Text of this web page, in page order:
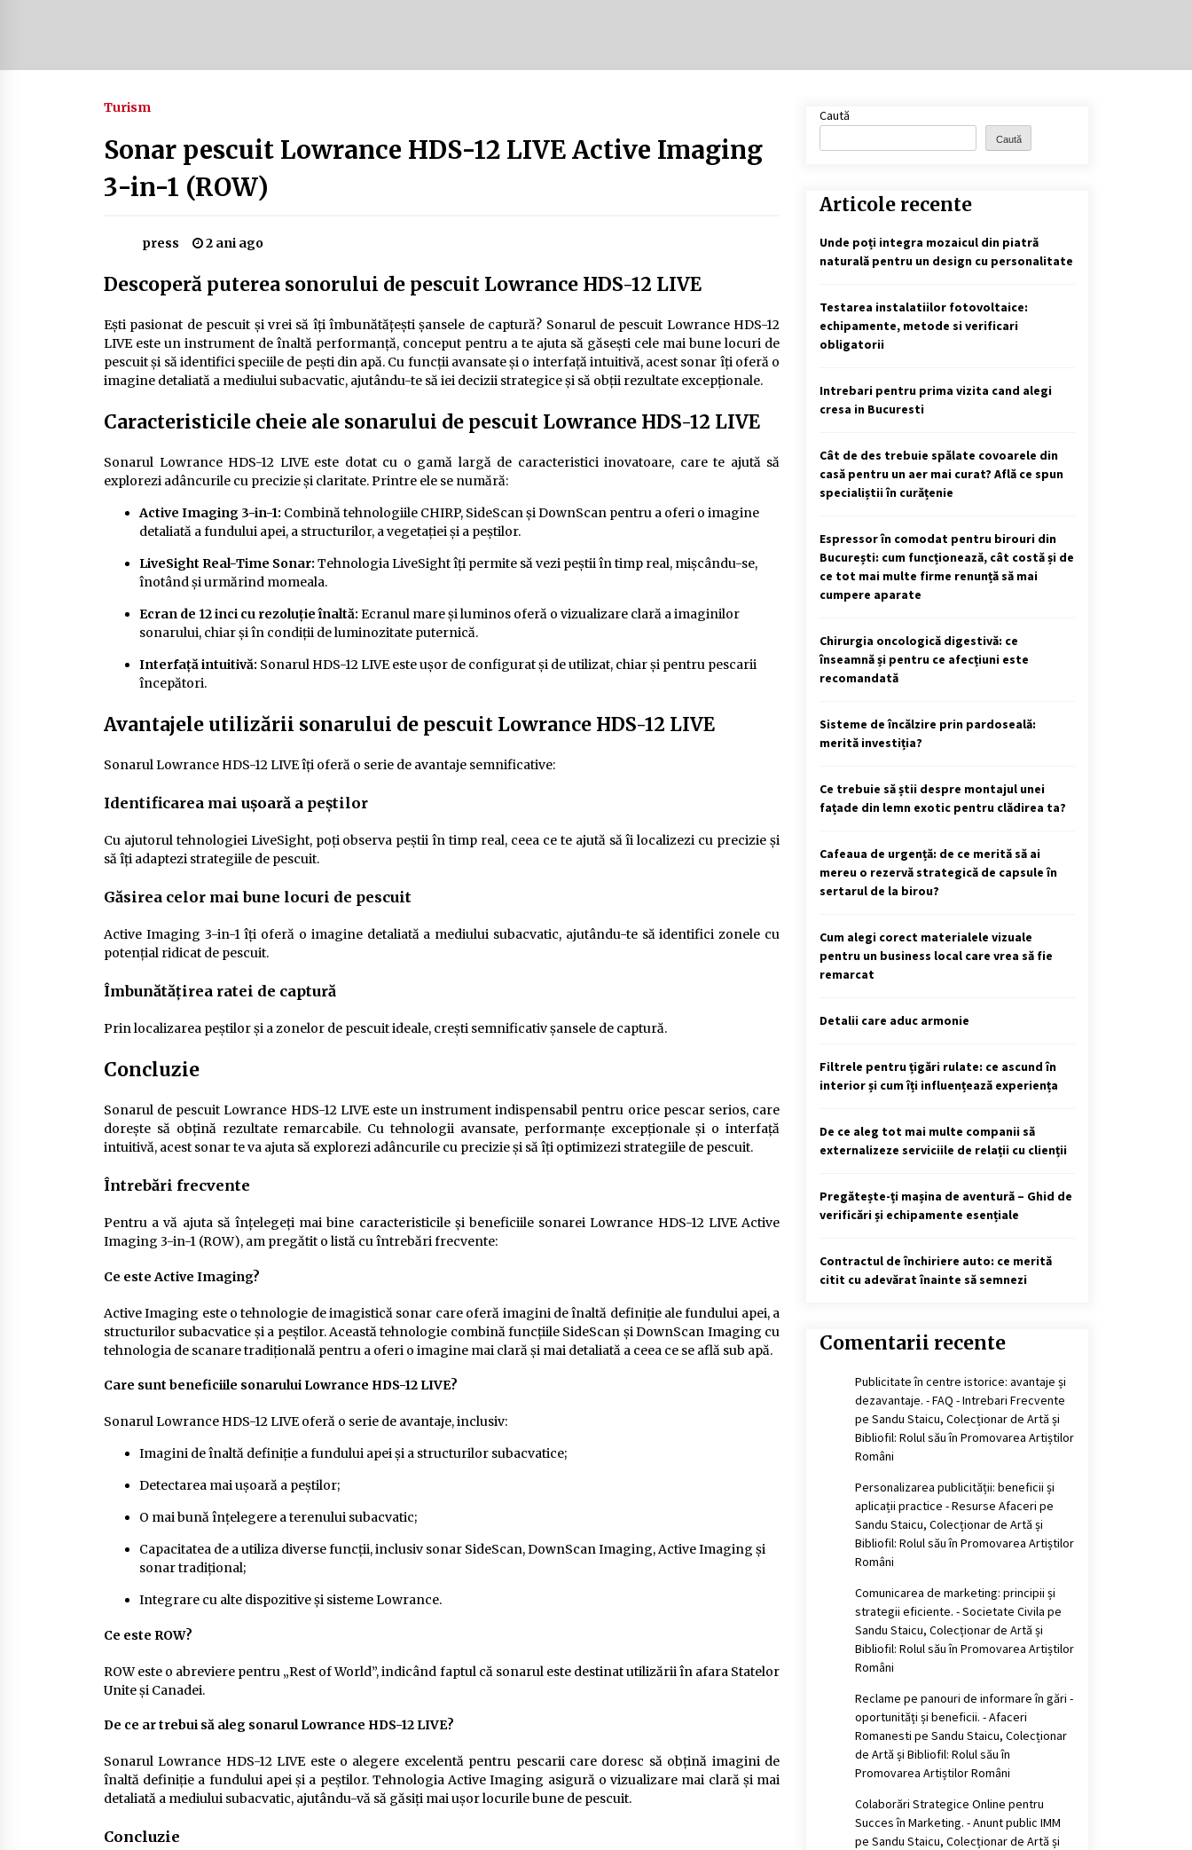
2 ani ago 2 ani ago
Cum să alegi firul de pescuit perfect
2 ani ago
2 ani ago
2 ani ago
Turism
Sonar pescuit Lowrance HDS-12 LIVE Active Imaging
3-in-1 (ROW)
press 2 ani ago
Descoperă puterea sonorului de pescuit Lowrance HDS-12 LIVE
Ești pasionat de pescuit și vrei să îți îmbunătățești șansele de captură? Sonarul de pescuit Lowrance HDS-12
LIVE este un instrument de înaltă performanță, conceput pentru a te ajuta să găsești cele mai bune locuri de
pescuit și să identifici speciile de pești din apă. Cu funcții avansate și o interfață intuitivă, acest sonar îți oferă o
imagine detaliată a mediului subacvatic, ajutându-te să iei decizii strategice și să obții rezultate excepționale.
Caracteristicile cheie ale sonarului de pescuit Lowrance HDS-12 LIVE
Sonarul Lowrance HDS-12 LIVE este dotat cu o gamă largă de caracteristici inovatoare, care te ajută să
explorezi adâncurile cu precizie și claritate. Printre ele se numără:
Active Imaging 3-in-1: Combină tehnologiile CHIRP, SideScan și DownScan pentru a oferi o imagine
detaliată a fundului apei, a structurilor, a vegetației și a peștilor.
LiveSight Real-Time Sonar: Tehnologia LiveSight îți permite să vezi peștii în timp real, mișcându-se,
înotând și urmărind momeala.
Ecran de 12 inci cu rezoluție înaltă: Ecranul mare și luminos oferă o vizualizare clară a imaginilor
sonarului, chiar și în condiții de luminozitate puternică.
Interfață intuitivă: Sonarul HDS-12 LIVE este ușor de configurat și de utilizat, chiar și pentru pescarii
începători.
Avantajele utilizării sonarului de pescuit Lowrance HDS-12 LIVE
Sonarul Lowrance HDS-12 LIVE îți oferă o serie de avantaje semnificative:
Identificarea mai ușoară a peștilor
Cu ajutorul tehnologiei LiveSight, poți observa peștii în timp real, ceea ce te ajută să îi localizezi cu precizie și
să îți adaptezi strategiile de pescuit.
Găsirea celor mai bune locuri de pescuit
Active Imaging 3-in-1 îți oferă o imagine detaliată a mediului subacvatic, ajutându-te să identifici zonele cu
potențial ridicat de pescuit.
Îmbunătățirea ratei de captură
Prin localizarea peștilor și a zonelor de pescuit ideale, crești semnificativ șansele de captură.
Concluzie
Sonarul de pescuit Lowrance HDS-12 LIVE este un instrument indispensabil pentru orice pescar serios, care
dorește să obțină rezultate remarcabile. Cu tehnologii avansate, performanțe excepționale și o interfață
intuitivă, acest sonar te va ajuta să explorezi adâncurile cu precizie și să îți optimizezi strategiile de pescuit.
Întrebări frecvente
Pentru a vă ajuta să înțelegeți mai bine caracteristicile și beneficiile sonarei Lowrance HDS-12 LIVE Active
Imaging 3-in-1 (ROW), am pregătit o listă cu întrebări frecvente:
Ce este Active Imaging?
Active Imaging este o tehnologie de imagistică sonar care oferă imagini de înaltă definiție ale fundului apei, a
structurilor subacvatice și a peștilor. Această tehnologie combină funcțiile SideScan și DownScan Imaging cu
tehnologia de scanare tradițională pentru a oferi o imagine mai clară și mai detaliată a ceea ce se află sub apă.
Care sunt beneficiile sonarului Lowrance HDS-12 LIVE?
Sonarul Lowrance HDS-12 LIVE oferă o serie de avantaje, inclusiv:
Imagini de înaltă definiție a fundului apei și a structurilor subacvatice;
Detectarea mai ușoară a peștilor;
O mai bună înțelegere a terenului subacvatic;
Capacitatea de a utiliza diverse funcții, inclusiv sonar SideScan, DownScan Imaging, Active Imaging și
sonar tradițional;
Integrare cu alte dispozitive și sisteme Lowrance.
Ce este ROW?
ROW este o abreviere pentru „Rest of World”, indicând faptul că sonarul este destinat utilizării în afara Statelor
Unite și Canadei.
De ce ar trebui să aleg sonarul Lowrance HDS-12 LIVE?
Sonarul Lowrance HDS-12 LIVE este o alegere excelentă pentru pescarii care doresc să obțină imagini de
înaltă definiție a fundului apei și a peștilor. Tehnologia Active Imaging asigură o vizualizare mai clară și mai
detaliată a mediului subacvatic, ajutându-vă să găsiți mai ușor locurile bune de pescuit.
Concluzie
Caută
Caută
Articole recente
Unde poți integra mozaicul din piatră
naturală pentru un design cu personalitate
Testarea instalatiilor fotovoltaice:
echipamente, metode si verificari
obligatorii
Intrebari pentru prima vizita cand alegi
cresa in Bucuresti
Cât de des trebuie spălate covoarele din
casă pentru un aer mai curat? Află ce spun
specialiștii în curățenie
Espressor în comodat pentru birouri din
București: cum funcționează, cât costă și de
ce tot mai multe firme renunță să mai
cumpere aparate
Chirurgia oncologică digestivă: ce
înseamnă și pentru ce afecțiuni este
recomandată
Sisteme de încălzire prin pardoseală:
merită investiția?
Ce trebuie să știi despre montajul unei
fațade din lemn exotic pentru clădirea ta?
Cafeaua de urgență: de ce merită să ai
mereu o rezervă strategică de capsule în
sertarul de la birou?
Cum alegi corect materialele vizuale
pentru un business local care vrea să fie
remarcat
Detalii care aduc armonie
Filtrele pentru țigări rulate: ce ascund în
interior și cum îți influențează experiența
De ce aleg tot mai multe companii să
externalizeze serviciile de relații cu clienții
Pregătește-ți mașina de aventură – Ghid de
verificări și echipamente esențiale
Contractul de închiriere auto: ce merită
citit cu adevărat înainte să semnezi
Comentarii recente
Publicitate în centre istorice: avantaje și
dezavantaje. - FAQ - Intrebari Frecvente
pe Sandu Staicu, Colecționar de Artă și
Bibliofil: Rolul său în Promovarea Artiștilor
Români
Personalizarea publicității: beneficii și
aplicații practice - Resurse Afaceri pe
Sandu Staicu, Colecționar de Artă și
Bibliofil: Rolul său în Promovarea Artiștilor
Români
Comunicarea de marketing: principii și
strategii eficiente. - Societate Civila pe
Sandu Staicu, Colecționar de Artă și
Bibliofil: Rolul său în Promovarea Artiștilor
Români
Reclame pe panouri de informare în gări -
oportunități și beneficii. - Afaceri
Romanesti pe Sandu Staicu, Colecționar
de Artă și Bibliofil: Rolul său în
Promovarea Artiștilor Români
Colaborări Strategice Online pentru
Succes în Marketing. - Anunt public IMM
pe Sandu Staicu, Colecționar de Artă și